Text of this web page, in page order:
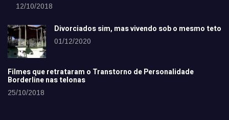
12/10/2018
Divorciados sim, mas vivendo sob o mesmo teto
01/12/2020
Filmes que retrataram o Transtorno de Personalidade
Borderline nas telonas
25/10/2018